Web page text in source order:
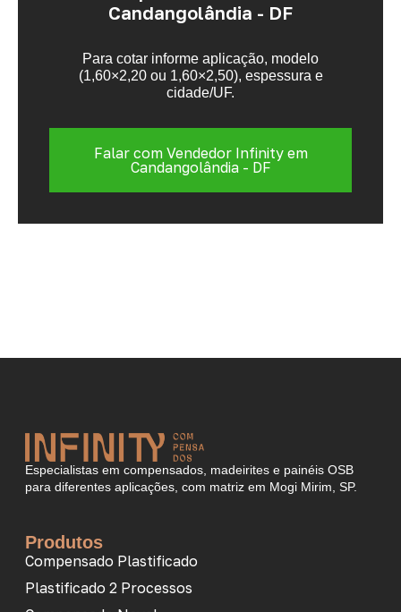
Candangolândia - DF
Para cotar informe aplicação, modelo
(1,60×2,20 ou 1,60×2,50), espessura e
cidade/UF.
Falar com Vendedor Infinity em
Candangolândia - DF
Especialistas em compensados, madeirites e painéis OSB
para diferentes aplicações, com matriz em Mogi Mirim, SP.
Produtos
Compensado Plastificado
Plastificado 2 Processos